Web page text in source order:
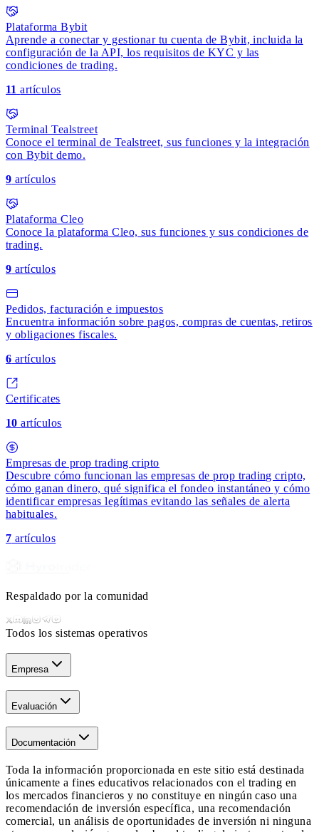
Plataforma Bybit
Aprende a conectar y gestionar tu cuenta de Bybit, incluida la
configuración de la API, los requisitos de KYC y las
condiciones de trading.
11 artículos
Terminal Tealstreet
Conoce el terminal de Tealstreet, sus funciones y la integración
con Bybit demo.
9 artículos
Plataforma Cleo
Conoce la plataforma Cleo, sus funciones y sus condiciones de
trading.
9 artículos
Pedidos, facturación e impuestos
Encuentra información sobre pagos, compras de cuentas, retiros
y obligaciones fiscales.
6 artículos
Certificates
10 artículos
Empresas de prop trading cripto
Descubre cómo funcionan las empresas de prop trading cripto,
cómo ganan dinero, qué significa el fondeo instantáneo y cómo
identificar empresas legítimas evitando las señales de alerta
habituales.
7 artículos
Respaldado por la comunidad
Todos los sistemas operativos
Empresa
Evaluación
Documentación
Toda la información proporcionada en este sitio está destinada
únicamente a fines educativos relacionados con el trading en
los mercados financieros y no constituye en ningún caso una
recomendación de inversión específica, una recomendación
comercial, un análisis de oportunidades de inversión ni ninguna